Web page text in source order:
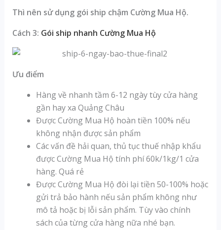
Thì nên sử dụng gói ship chậm Cường Mua Hộ.
Cách 3: Gói ship nhanh Cường Mua Hộ
Ưu điểm
Hàng về nhanh tầm 6-12 ngày tùy cửa hàng
gần hay xa Quảng Châu
Được Cường Mua Hộ hoàn tiền 100% nếu
không nhận được sản phẩm
Các vấn đề hải quan, thủ tục thuế nhập khẩu
được Cường Mua Hộ tính phí 60k/1kg/1 cửa
hàng. Quá rẻ
Được Cường Mua Hộ đòi lại tiền 50-100% hoặc
gửi trả bảo hành nếu sản phẩm không như
mô tả hoặc bị lỗi sản phẩm. Tùy vào chính
sách của từng cửa hàng nữa nhé bạn.